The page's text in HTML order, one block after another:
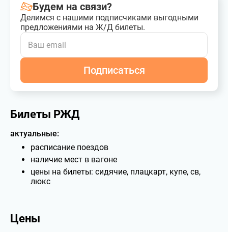
Будем на связи?
Делимся с нашими подписчиками выгодными
предложениями на Ж/Д билеты.
Подписаться
Билеты РЖД
актуальные:
расписание поездов
наличие мест в вагоне
цены на билеты: сидячие, плацкарт, купе, св,
люкс
Цены